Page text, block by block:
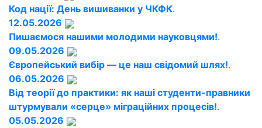
Код нації: День вишиванки у ЧКФК.
12.05.2026
Пишаємося нашими молодими науковцями!.
09.05.2026
Європейський вибір — це наш свідомий шлях!.
06.05.2026
Від теорії до практики: як наші студенти-правники
штурмували «серце» міграційних процесів!.
05.05.2026